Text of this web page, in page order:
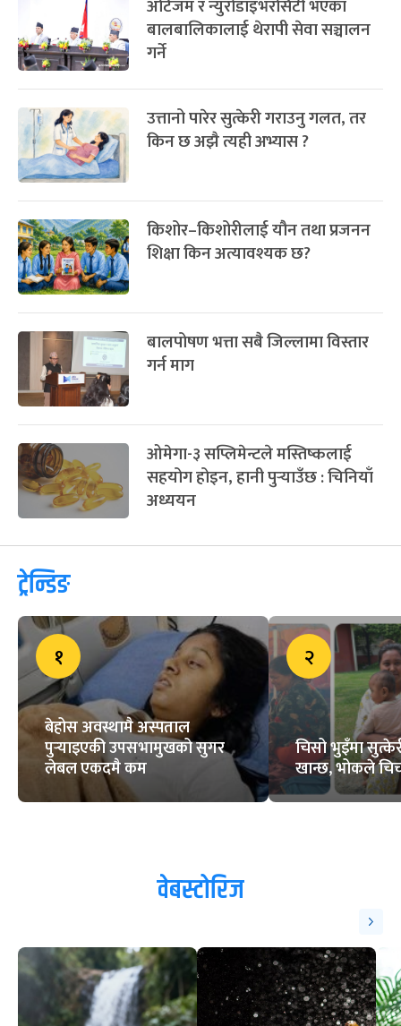
अटिजम र न्युरोडाइभरसिटी भएका
बालबालिकालाई थेरापी सेवा सञ्चालन
गर्ने
उत्तानो पारेर सुत्केरी गराउनु गलत, तर
किन छ अझै त्यही अभ्यास ?
किशोर–किशोरीलाई यौन तथा प्रजनन
शिक्षा किन अत्यावश्यक छ?
बालपोषण भत्ता सबै जिल्लामा विस्तार
गर्न माग
ओमेगा-३ सप्लिमेन्टले मस्तिष्कलाई
सहयोग होइन, हानी पुर्‍याउँछ : चिनियाँ
अध्ययन
ट्रेन्डिङ
१
बेहोस अवस्थामै अस्पताल
पुर्‍याइएकी उपसभामुखको सुगर
लेबल एकदमै कम
२
चिसो भुइँमा
खान्छ, भोकले
वेबस्टोरिज